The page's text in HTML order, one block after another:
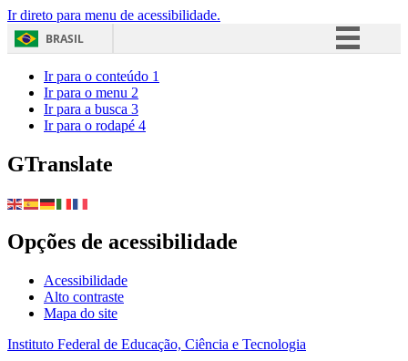
Ir direto para menu de acessibilidade.
BRASIL
Ir para o conteúdo 1
Ir para o menu 2
Ir para a busca 3
Ir para o rodapé 4
GTranslate
Opções de acessibilidade
Acessibilidade
Alto contraste
Mapa do site
Instituto Federal de Educação, Ciência e Tecnologia